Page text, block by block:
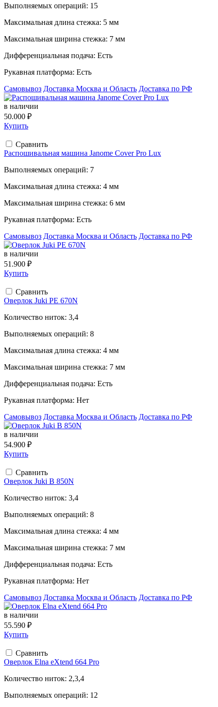
Выполняемых операций: 15
Максимальная длина стежка: 5 мм
Максимальная ширина стежка: 7 мм
Дифференциальная подача: Есть
Рукавная платформа: Есть
Самовывоз Доставка Москва и Область Доставка по РФ
в наличии
50.000 ₽
Купить
Сравнить
Распошивальная машина Janome Cover Pro Lux
Выполняемых операций: 7
Максимальная длина стежка: 4 мм
Максимальная ширина стежка: 6 мм
Рукавная платформа: Есть
Самовывоз Доставка Москва и Область Доставка по РФ
в наличии
51.900 ₽
Купить
Сравнить
Оверлок Juki PE 670N
Количество ниток: 3,4
Выполняемых операций: 8
Максимальная длина стежка: 4 мм
Максимальная ширина стежка: 7 мм
Дифференциальная подача: Есть
Рукавная платформа: Нет
Самовывоз Доставка Москва и Область Доставка по РФ
в наличии
54.900 ₽
Купить
Сравнить
Оверлок Juki B 850N
Количество ниток: 3,4
Выполняемых операций: 8
Максимальная длина стежка: 4 мм
Максимальная ширина стежка: 7 мм
Дифференциальная подача: Есть
Рукавная платформа: Нет
Самовывоз Доставка Москва и Область Доставка по РФ
в наличии
55.590 ₽
Купить
Сравнить
Оверлок Elna eXtend 664 Pro
Количество ниток: 2,3,4
Выполняемых операций: 12